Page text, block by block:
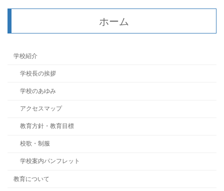
ホーム
学校紹介
学校長の挨拶
学校のあゆみ
アクセスマップ
教育方針・教育目標
校歌・制服
学校案内パンフレット
教育について